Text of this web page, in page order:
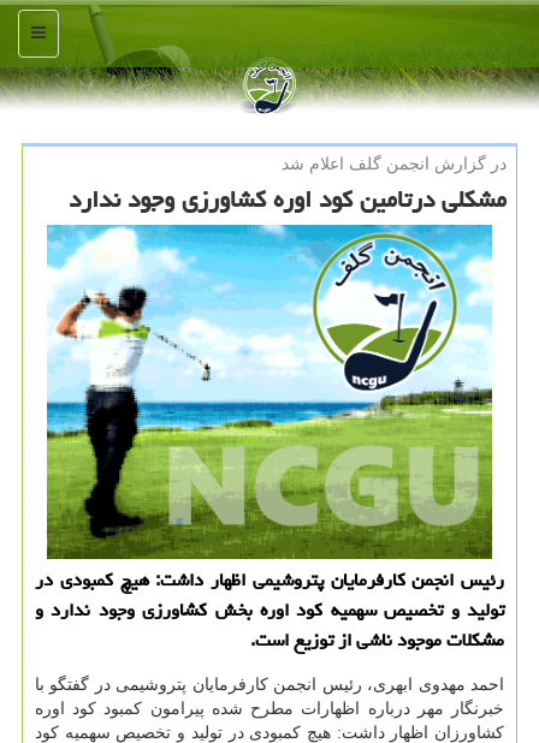
منو
در گزارش انجمن گلف اعلام شد
مشكلی درتامین كود اوره كشاورزی وجود ندارد
رئیس انجمن كارفرمایان پتروشیمی اظهار داشت: هیچ كمبودی در
تولید و تخصیص سهمیه كود اوره بخش كشاورزی وجود ندارد و
مشكلات موجود ناشی از توزیع است.
احمد مهدوی ابهری، رئیس انجمن کارفرمایان پتروشیمی در گفتگو با
خبرنگار مهر درباره اظهارات مطرح شده پیرامون کمبود کود اوره
کشاورزان اظهار داشت: هیچ کمبودی در تولید و تخصیص سهمیه کود